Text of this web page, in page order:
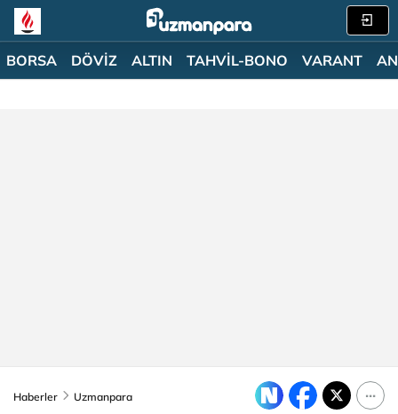
BORSA DÖVİZ ALTIN TAHVİL-BONO VARANT
Haberler Uzmanpara